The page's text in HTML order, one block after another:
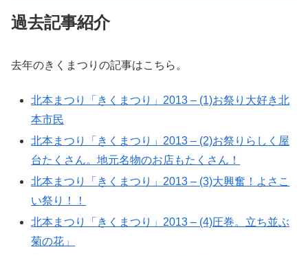
過去記事紹介
去年のきくまつりの記事はこちら。
北本まつり「きくまつり」2013 – (1)お祭り大好き北
本市民
北本まつり「きくまつり」2013 – (2)お祭りらしく屋
台たくさん。地元名物のお店もたくさん！
北本まつり「きくまつり」2013 – (3)大興奮！よさこ
い祭り！！
北本まつり「きくまつり」2013 – (4)圧巻。立ち並ぶ
菊の花」